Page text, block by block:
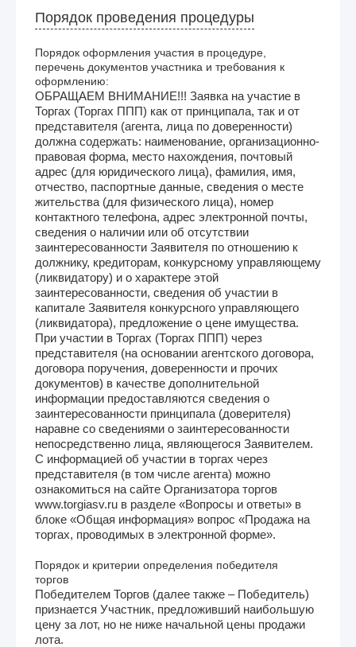
Порядок проведения процедуры
Порядок оформления участия в процедуре,
перечень документов участника и требования к
оформлению:
ОБРАЩАЕМ ВНИМАНИЕ!!! Заявка на участие в
Торгах (Торгах ППП) как от принципала, так и от
представителя (агента, лица по доверенности)
должна содержать: наименование, организационно-
правовая форма, место нахождения, почтовый
адрес (для юридического лица), фамилия, имя,
отчество, паспортные данные, сведения о месте
жительства (для физического лица), номер
контактного телефона, адрес электронной почты,
сведения о наличии или об отсутствии
заинтересованности Заявителя по отношению к
должнику, кредиторам, конкурсному управляющему
(ликвидатору) и о характере этой
заинтересованности, сведения об участии в
капитале Заявителя конкурсного управляющего
(ликвидатора), предложение о цене имущества.
При участии в Торгах (Торгах ППП) через
представителя (на основании агентского договора,
договора поручения, доверенности и прочих
документов) в качестве дополнительной
информации предоставляются сведения о
заинтересованности принципала (доверителя)
наравне со сведениями о заинтересованности
непосредственно лица, являющегося Заявителем.
С информацией об участии в торгах через
представителя (в том числе агента) можно
ознакомиться на сайте Организатора торгов
www.torgiasv.ru в разделе «Вопросы и ответы» в
блоке «Общая информация» вопрос «Продажа на
торгах, проводимых в электронной форме».
Порядок и критерии определения победителя
торгов
Победителем Торгов (далее также – Победитель)
признается Участник, предложивший наибольшую
цену за лот, но не ниже начальной цены продажи
лота.